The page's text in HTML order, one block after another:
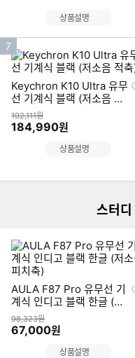
상품설명
인
기
위
7
Keychron K10 Ultra 유무
선 기계식 블랙 (저소음 적
축)
상품금액
192,111원
할인금액
184,990원
상품설명
스터
AULA F87 Pro 유무선 기
계식 인디고 블랙 한글 (저
소음 피치축)
상품금액
98,323원
할인금액
67,000원
상품설명